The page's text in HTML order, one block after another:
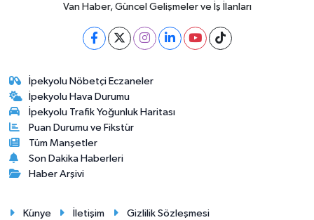
Van Haber, Güncel Gelişmeler ve İş İlanları
İpekyolu Nöbetçi Eczaneler
İpekyolu Hava Durumu
İpekyolu Trafik Yoğunluk Haritası
Puan Durumu ve Fikstür
Tüm Manşetler
Son Dakika Haberleri
Haber Arşivi
Künye İletişim Gizlilik Sözleşmesi